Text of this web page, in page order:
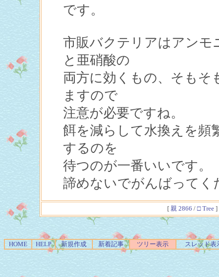
です。
市販バクテリアはアンモ
と亜硝酸の
両方に効くもの、そもそ
ますので
注意が必要ですね。
餌を減らして水換えを頻
するのを
待つのが一番いいです。
諦めないでがんばってく
[ 親 2866 / □ Tree]
HOME HELP 新規作成 新着記事 ツリー表示 スレッド表